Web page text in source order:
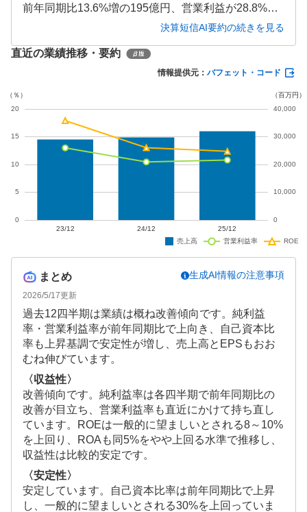
前年同期比13.6%増の195億円、営業利益が28.8%増
の35億円、中間純利益が33.9%増の24億円と増収増
ラント分野がともに好調で、利益成長が売上成長を
上回る質の高い業績となっています。
決算短信AI要約の続きを見る
直近の業績推移・要約
情報提供元： バフェット・コード
まとめ
2026/5/17更新
生成AI情報の注意事項
過去12四半期は業績は概ね改善傾向です。純利益
率・営業利益率が前年同期比で上向き、自己資本比
率も上昇基調で安定性が増し、売上高とEPSもおお
むね伸びています。
〈収益性〉
改善傾向です。純利益率は各四半期で前年同期比の
改善が目立ち、営業利益率も直近にかけて持ち直し
ています。ROEは一般的に望ましいとされる8～10%
を上回り、ROAも同5%をやや上回る水準で推移し、
収益性は比較的安定です。
〈安定性〉
安定しています。自己資本比率は前年同期比で上昇
し、一般的に望ましいとされる30%を上回っていま